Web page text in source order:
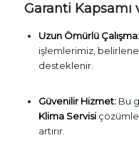
Garanti Kapsamı
Uzun Ömürlü Çalışma:
işlemlerimiz,
desteklenir.
Güvenilir Hizmet:Bu
Klima Servisi
artırır.